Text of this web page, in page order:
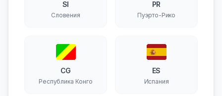
SI
Словения
PR
Пуэрто-Рико
CG
Республика Конго
ES
Испания